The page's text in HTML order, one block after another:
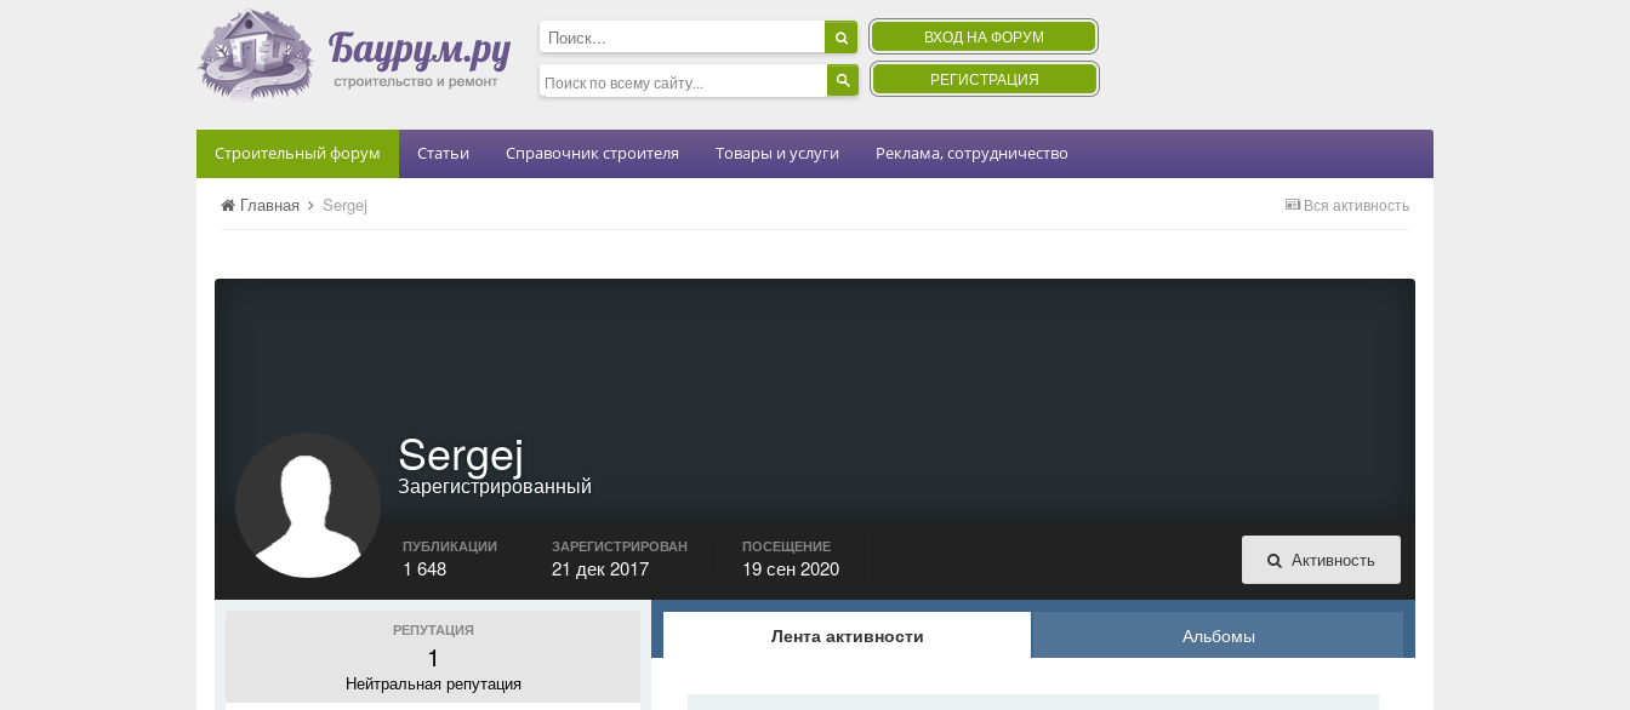
ВХОД НА ФОРУМ
РЕГИСТРАЦИЯ
Строительный форум Статьи Справочник строителя Товары и услуги Реклама, сотрудничество
Вся активность
Главная Sergej
Sergej
Зарегистрированный
Активность
ПУБЛИКАЦИИ
1 648
ЗАРЕГИСТРИРОВАН
21 дек 2017
ПОСЕЩЕНИЕ
19 сен 2020
РЕПУТАЦИЯ
1
Нейтральная репутация
Лента активности Альбомы